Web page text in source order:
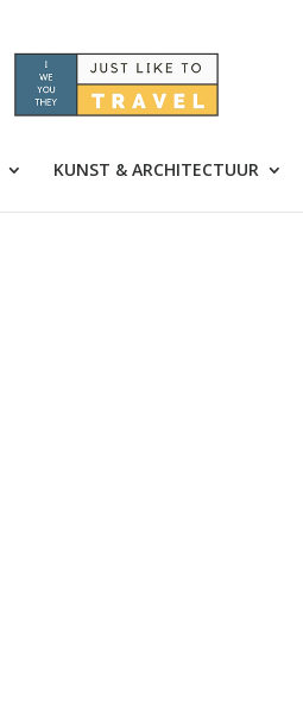
KUNST & ARCHITECTUUR